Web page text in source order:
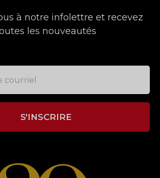
à notre infolettre et recevez
les nouveautés